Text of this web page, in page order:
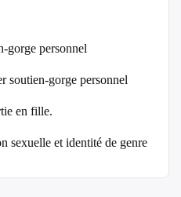
gorge personnel
soutien-gorge personnel
en fille.
sexuelle et identité de genre